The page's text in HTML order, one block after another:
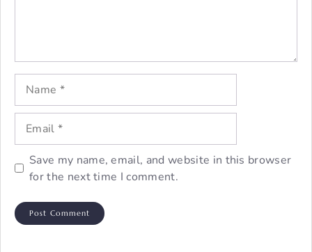
Name
Email
Save my name, email, and website in this browser
for the next time I comment.